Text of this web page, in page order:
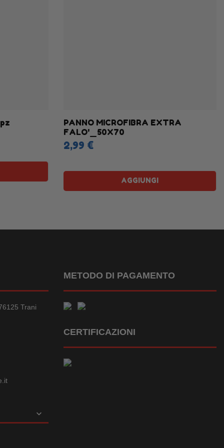
PANNO MICROFIBRA EXTRA
FALO'_50X70
2,99 €
AGGIUNGI
Trani

METODO DI PAGAMENTO
CERTIFICAZIONI